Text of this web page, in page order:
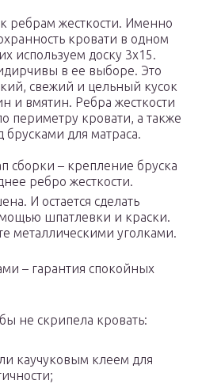
ребрам жесткости. Именно
кровати в одном
используем доску 3х15.
в ее выборе. Это
свежий и цельный кусок
и вмятин. Ребра жесткости
периметру кровати, а также
брусками для матраса.
сборки – крепление бруска
ребро жесткости.
И остается сделать
шпатлевки и краски.
металлическими уголками.
– гарантия спокойных
не скрипела кровать:
каучуковым клеем для